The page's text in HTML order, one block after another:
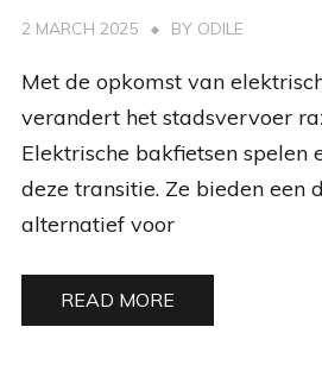
2 MARCH 2025 BY ODILE
Met de opkomst van
verandert het stadsvervoer
Elektrische bakfietsen spelen
deze transitie. Ze bieden een
alternatief voor
READ MORE